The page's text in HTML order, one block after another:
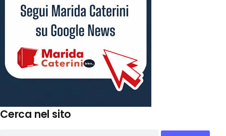
Cerca nel sito